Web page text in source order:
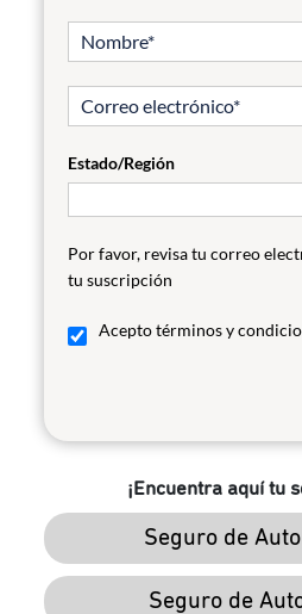
Estado/Región
Por favor, revisa tu correo
tu suscripción
Acepto términos y
¡Encuentra aquí tu
Seguro de
Seguro de